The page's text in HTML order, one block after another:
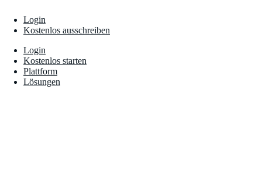
Login
Kostenlos ausschreiben
Login
Kostenlos starten
Plattform
Lösungen